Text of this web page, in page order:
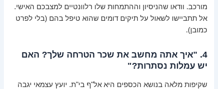
מורכב. וודאו שהניסיון וההתמחות שלו רלוונטיים למצבכם האישי.
אל תתביישו לשאול על תיקים דומים שהוא טיפל בהם (בלי לפרט
כמובן).
4. "איך אתה מחשב את שכר הטרחה שלך? האם
יש עמלות נסתרות?"
שקיפות מלאה בנושא הכספים היא אל"ף בי"ת. יועץ עצמאי יגבה